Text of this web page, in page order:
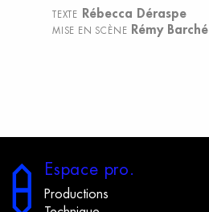
TEXTE Rébecca Déraspe
MISE EN SCÈNE Rémy Barché
Espace pro.
Productions